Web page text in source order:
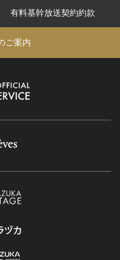
有料基幹放送契約約款
ご案内